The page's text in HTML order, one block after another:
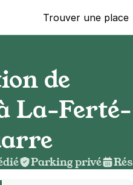
Trouver une place
de
La-Ferté-
Parking privé